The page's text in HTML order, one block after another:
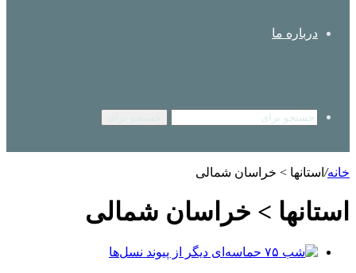
درباره ما
خانه/ استانها > خراسان شمالی
استانها > خراسان شمالی